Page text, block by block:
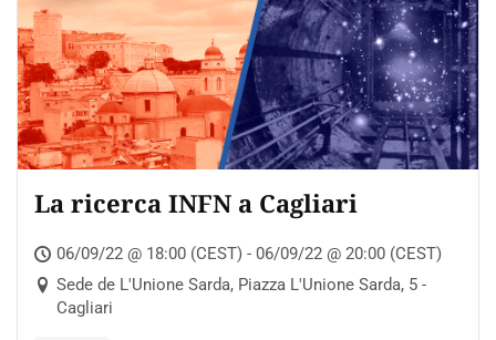
La ricerca INFN a Cagliari
06/09/22 @ 18:00 (CEST) - 06/09/22 @ 20:00 (CEST)
Sede de L'Unione Sarda, Piazza L'Unione Sarda, 5 -
Cagliari